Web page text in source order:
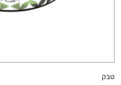
טבק